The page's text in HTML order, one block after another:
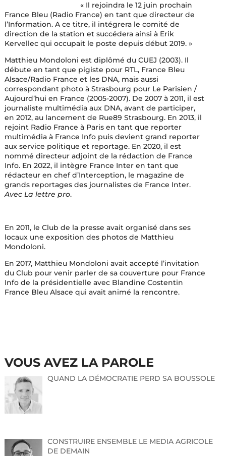
« Il rejoindra le 12 juin prochain
France Bleu (Radio France) en tant que directeur de
l’Information. A ce titre, il intégrera le comité de
direction de la station et succédera ainsi à Erik
Kervellec qui occupait le poste depuis début 2019. »
Matthieu Mondoloni est diplômé du CUEJ (2003). Il
débute en tant que pigiste pour RTL, France Bleu
Alsace/Radio France et les DNA, mais aussi
correspondant photo à Strasbourg pour Le Parisien /
Aujourd’hui en France (2005-2007). De 2007 à 2011, il est
journaliste multimédia aux DNA, avant de participer,
en 2012, au lancement de Rue89 Strasbourg. En 2013, il
rejoint Radio France à Paris en tant que reporter
multimédia à France Info puis devient grand reporter
aux service politique et reportage. En 2020, il est
nommé directeur adjoint de la rédaction de France
Info. En 2022, il intègre France Inter en tant que
rédacteur en chef d’Interception, le magazine de
grands reportages des journalistes de France Inter.
Avec La lettre pro.
En 2011, le Club de la presse avait organisé dans ses
locaux une exposition des photos de Matthieu
Mondoloni.
En 2017, Matthieu Mondoloni avait accepté l’invitation
du Club pour venir parler de sa couverture pour France
Info de la présidentielle avec Blandine Costentin
France Bleu Alsace qui avait animé la rencontre.
VOUS AVEZ LA PAROLE
QUAND LA DÉMOCRATIE PERD SA BOUSSOLE
CONSTRUIRE ENSEMBLE LE MEDIA AGRICOLE
DE DEMAIN